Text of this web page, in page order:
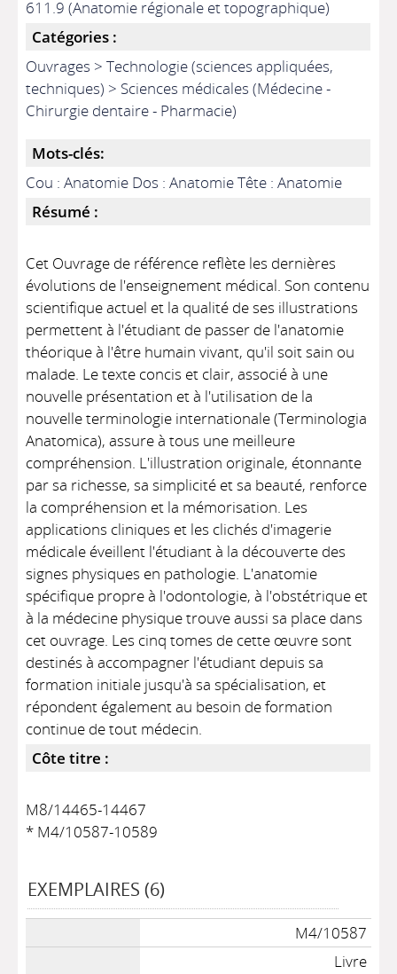
611.9 (Anatomie régionale et topographique)
Catégories :
Ouvrages > Technologie (sciences appliquées,
techniques) > Sciences médicales (Médecine -
Chirurgie dentaire - Pharmacie)
Mots-clés:
Cou : Anatomie Dos : Anatomie Tête : Anatomie
Résumé :
Cet Ouvrage de référence reflète les dernières
évolutions de l'enseignement médical. Son contenu
scientifique actuel et la qualité de ses illustrations
permettent à l'étudiant de passer de l'anatomie
théorique à l'être humain vivant, qu'il soit sain ou
malade. Le texte concis et clair, associé à une
nouvelle présentation et à l'utilisation de la
nouvelle terminologie internationale (Terminologia
Anatomica), assure à tous une meilleure
compréhension. L'illustration originale, étonnante
par sa richesse, sa simplicité et sa beauté, renforce
la compréhension et la mémorisation. Les
applications cliniques et les clichés d'imagerie
médicale éveillent l'étudiant à la découverte des
signes physiques en pathologie. L'anatomie
spécifique propre à l'odontologie, à l'obstétrique et
à la médecine physique trouve aussi sa place dans
cet ouvrage. Les cinq tomes de cette œuvre sont
destinés à accompagner l'étudiant depuis sa
formation initiale jusqu'à sa spécialisation, et
répondent également au besoin de formation
continue de tout médecin.
Côte titre :
M8/14465-14467
* M4/10587-10589
EXEMPLAIRES (6)
M4/10587
Livre